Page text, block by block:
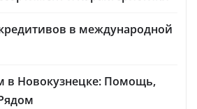
в международной
в Новокузнецке: Помощь,